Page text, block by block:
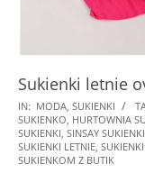
Sukienki letnie
2023-
09-
07
IN: MODA SUKIENKI
SUKIENKO HURTOWNIA
SUKIENKI SINSAY SUKIENKI
SUKIENKI LETNIE
SUKIENKOM Z BUTIK